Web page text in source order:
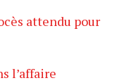
attendu pour
l’affaire